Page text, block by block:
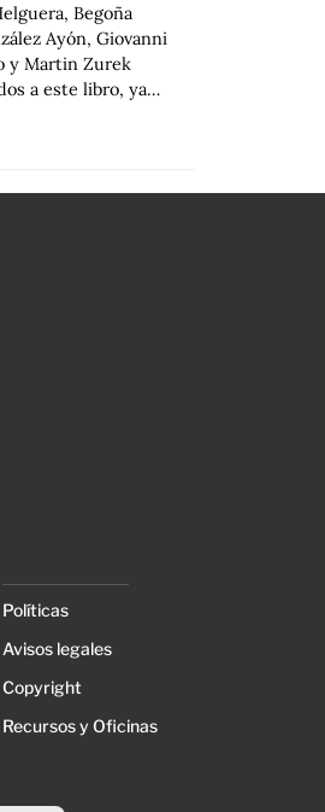
Begoña
Ayón, Giovanni
y Martin Zurek
a este libro, ya…
Políticas
Avisos legales
Copyright
Recursos y Oficinas